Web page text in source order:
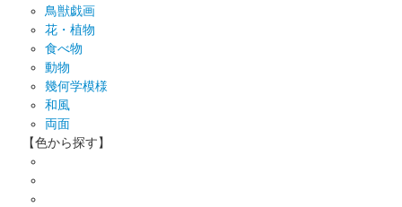
鳥獣戯画
花・植物
食べ物
動物
幾何学模様
和風
両面
【色から探す】